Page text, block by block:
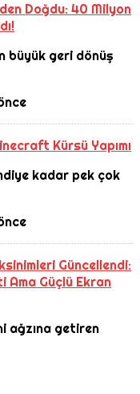
Doğdu: 40 Milyon
büyük geri dönüş
Kürsü Yapımı
kadar pek çok
Güncellendi:
Ama Güçlü Ekran
ağzına getiren